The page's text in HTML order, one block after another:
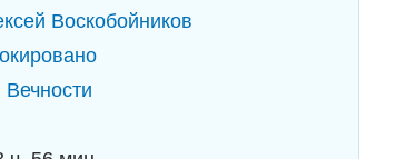
Воскобойников